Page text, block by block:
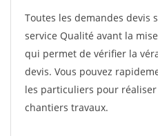
Toutes les demandes devis
service Qualité avant la
qui permet de vérifier la
devis. Vous pouvez
les particuliers pour
chantiers travaux.